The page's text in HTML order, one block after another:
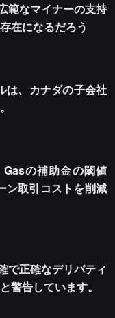
範なマイナーの支持
在になるだろう
は、カナダの子会社
の補助金の閾値
ン取引コストを削減
で正確なデリバティ
警告しています。